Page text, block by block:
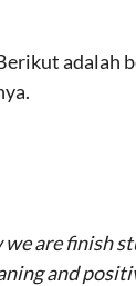
adalah
are finish
and